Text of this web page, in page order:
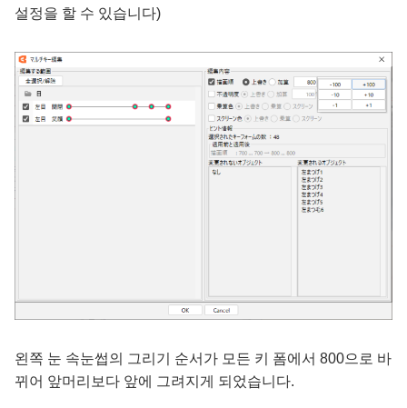
설정을 할 수 있습니다)
왼쪽 눈 속눈썹의 그리기 순서가 모든 키 폼에서 800으로 바
뀌어 앞머리보다 앞에 그려지게 되었습니다.